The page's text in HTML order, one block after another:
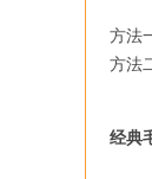
方法
方法
经典